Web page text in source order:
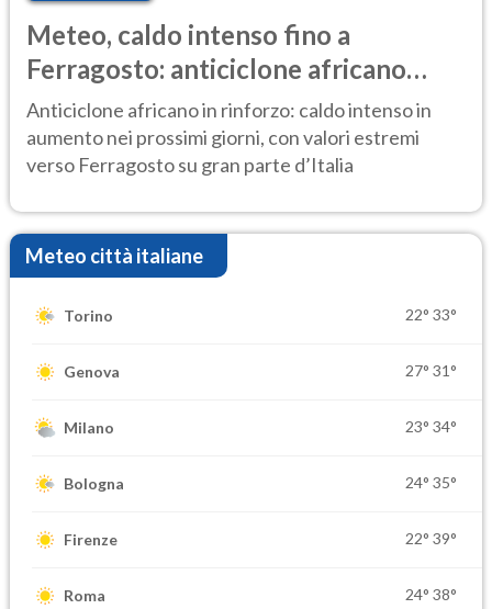
Meteo, caldo intenso fino a
Ferragosto: anticiclone africano
ancora protagonista
Anticiclone africano in rinforzo: caldo intenso in
aumento nei prossimi giorni, con valori estremi
verso Ferragosto su gran parte d’Italia
Meteo città italiane
Torino 22° 33°
Genova 27° 31°
Milano 23° 34°
Bologna 24° 35°
Firenze 22° 39°
Roma 24° 38°